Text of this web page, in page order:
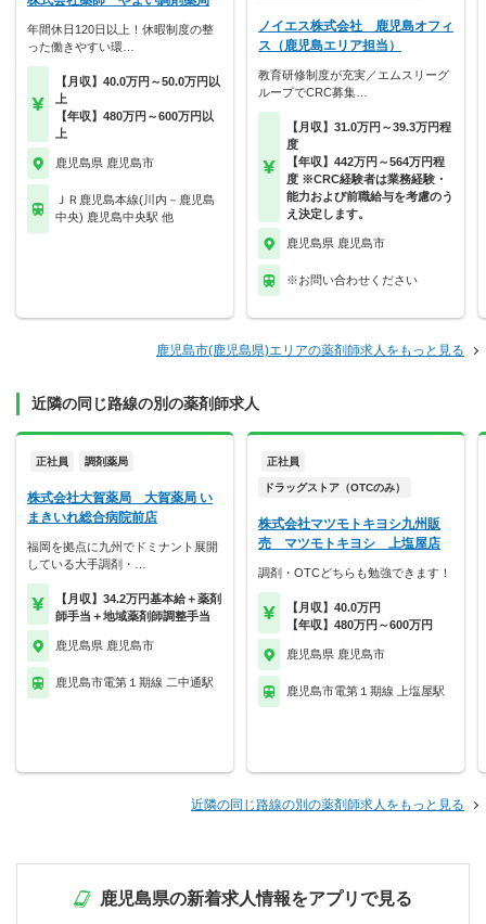
年間休日120日以上！休暇制度の整
った働きやすい環…
【月収】40.0万円～50.0万円以
上
【年収】480万円～600万円以
上
鹿児島県 鹿児島市
ＪＲ鹿児島本線(川内－鹿児島
中央) 鹿児島中央駅 他
ノイエス株式会社 鹿児島オフィ
ス（鹿児島エリア担当）
教育研修制度が充実／エムスリーグ
ループでCRC募集…
【月収】31.0万円～39.3万円程
度
【年収】442万円～564万円程
度 ※CRC経験者は業務経験・
能力および前職給与を考慮のう
え決定します。
鹿児島県 鹿児島市
※お問い合わせください
鹿児島市(鹿児島県)エリアの薬剤師求人をもっと見る
近隣の同じ路線の別の薬剤師求人
正社員 調剤薬局
株式会社大賀薬局 大賀薬局 い
まきいれ総合病院前店
福岡を拠点に九州でドミナント展開
している大手調剤・…
【月収】34.2万円基本給＋薬剤
師手当＋地域薬剤師調整手当
鹿児島県 鹿児島市
鹿児島市電第１期線 二中通駅
正社員
ドラッグストア（OTCのみ）
株式会社マツモトキヨシ九州販
売 マツモトキヨシ 上塩屋店
調剤・OTCどちらも勉強できます！
【月収】40.0万円
【年収】480万円～600万円
鹿児島県 鹿児島市
鹿児島市電第１期線 上塩屋駅
近隣の同じ路線の別の薬剤師求人をもっと見る
鹿児島県の新着求人情報をアプリで見る